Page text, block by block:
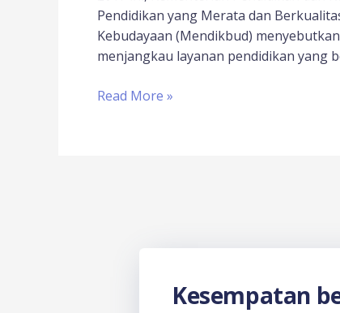
Pendidikan yang Merata dan
Kebudayaan (Mendikbud)
menjangkau layanan pendidikan yang
Read More »
Kesempatan